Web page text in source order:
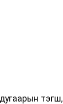
тэгш,